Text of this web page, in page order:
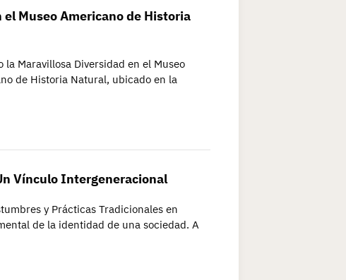
Museo Americano de Historia
Maravillosa Diversidad en el Museo
de Historia Natural, ubicado en la
Vínculo Intergeneracional
y Prácticas Tradicionales en
de la identidad de una sociedad. A